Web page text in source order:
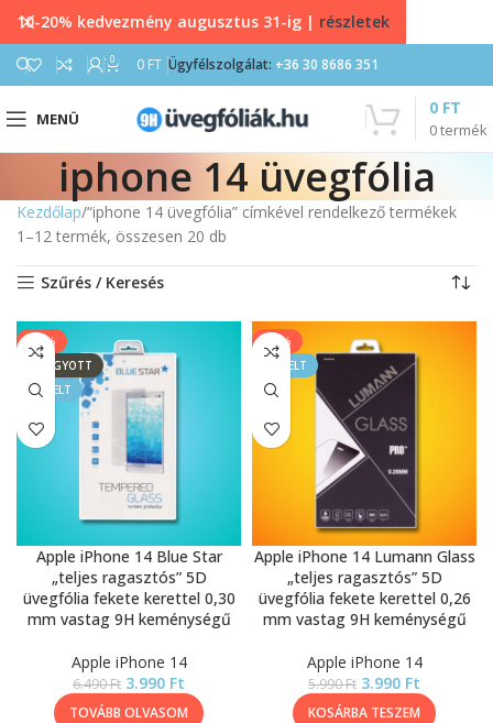
0 0 FT Ügyfélszolgálat: +36 30 8686 351
MENÜ
0termék
0 FT
iphone 14 üvegfólia
Kezdőlap “iphone 14 üvegfólia” címkével rendelkező termékek
1–12 termék, összesen 20 db
Szűrés / Keresés
-39%
ELFOGYOTT
KIEMELT
Apple iPhone 14 Blue Star
„teljes ragasztós” 5D
üvegfólia fekete kerettel 0,30
mm vastag 9H keménységű
Apple iPhone 14
6.490Ft 3.990 Ft
TOVÁBB OLVASOM
-33%
KIEMELT
Apple iPhone 14 Lumann Glass
„teljes ragasztós” 5D
üvegfólia fekete kerettel 0,26
mm vastag 9H keménységű
Apple iPhone 14
5.990Ft 3.990 Ft
KOSÁRBA TESZEM
10-20% kedvezmény augusztus 31-ig | részletek